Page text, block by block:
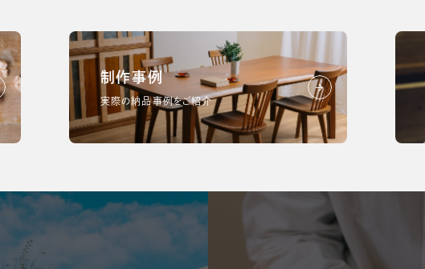
制作事例
実際の納品事例をご紹介